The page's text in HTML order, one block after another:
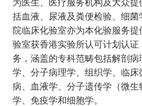
括血液、尿液及粪便检验、细
院临床化验室亦为本化验服务
验室获香港实验所认可计划认证
务，涵盖的专科范畴包括解剖
学、分子病理学、组织学、临
病、血液学、分子遗传学（微
学、免疫学和细胞学。